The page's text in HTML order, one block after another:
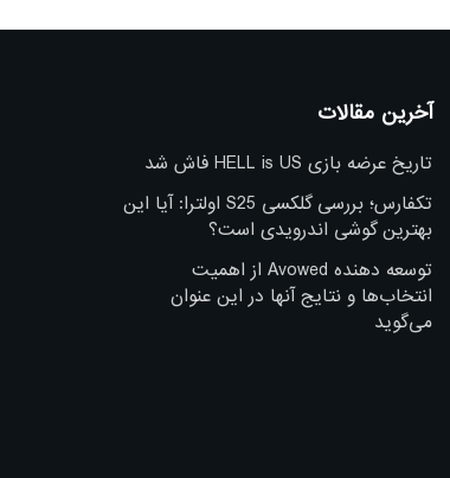
آخرین مقالات
تاریخ عرضه بازی HELL is US فاش شد
تکفارس؛ بررسی گلکسی S25 اولترا: آیا این
بهترین گوشی اندرویدی است؟
توسعه دهنده Avowed از اهمیت
انتخاب‌ها و نتایج آنها در این عنوان
می‌گوید